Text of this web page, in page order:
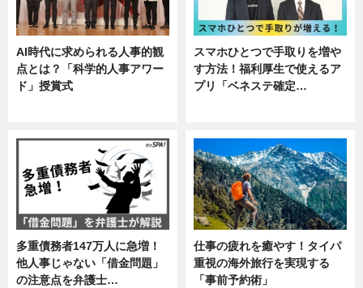
AI時代に求められる人事的観
点とは？「科学的人事アワー
ド」授賞式
スマホひとつで手取りを増や
す方法！福利厚生で使えるア
プリ「ベネステ確定…
多重債務者147万人に急増！
他人事じゃない「借金問題」
の注意点を弁護士…
仕事の疲れを癒やす！タイパ
重視の海外旅行を実現する
「事前予約術」